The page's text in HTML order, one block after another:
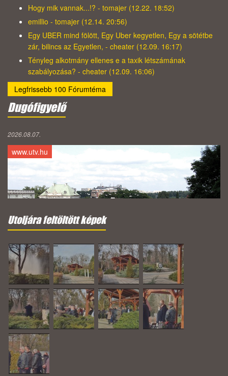
Hogy mik vannak...!? - tomajer (12.22. 18:52)
emillio - tomajer (12.14. 20:56)
Egy UBER mind fölött, Egy Uber kegyetlen, Egy a sötétbe
zár, bilincs az Egyetlen, - cheater (12.09. 16:17)
Tényleg alkotmány ellenes e a taxik létszámának
szabályozása? - cheater (12.09. 16:06)
Legfrissebb 100 Fórumtéma
Dugófigyelő
2026.08.07.
www.utv.hu
Utoljára feltöltött képek